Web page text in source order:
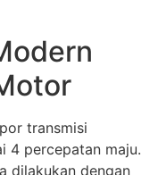
transmisi
4 percepatan maju.
dilakukan dengan